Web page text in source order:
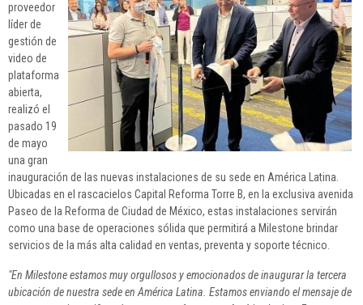
proveedor
líder de
gestión de
video de
plataforma
abierta,
realizó el
pasado 19
de mayo
una gran
inauguración de las nuevas instalaciones de su sede en América Latina.
Ubicadas en el rascacielos Capital Reforma Torre B, en la exclusiva avenida
Paseo de la Reforma de Ciudad de México, estas instalaciones servirán
como una base de operaciones sólida que permitirá a Milestone brindar
servicios de la más alta calidad en ventas, preventa y soporte técnico.
"En Milestone estamos muy orgullosos y emocionados de inaugurar la tercera
ubicación de nuestra sede en América Latina. Estamos enviando el mensaje de